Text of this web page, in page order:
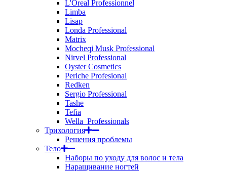
L'Oreal Professionnel
Limba
Lisap
Londa Professional
Matrix
Mocheqi Musk Professional
Nirvel Professional
Oyster Cosmetics
Periche Profesional
Redken
Sergio Professional
Tashe
Tefia
Wella_Professionals
Трихология
Решения проблемы
Тело
Наборы по уходу для волос и тела
Наращивание ногтей